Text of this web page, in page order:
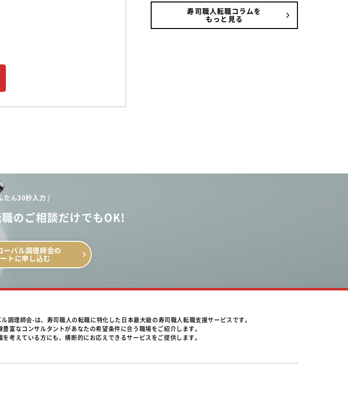
寿司職人転職コラムを
もっと見る
たん30秒入力 /
のご相談だけでもOK!
ーバル調理師会の
トに申し込む
調理師会-は、寿司職人の転職に特化した日本最大級の寿司職人転職支援サービスです。
富なコンサルタントがあなたの希望条件に合う職場をご紹介します。
考えている方にも、横断的にお応えできるサービスをご提供します。